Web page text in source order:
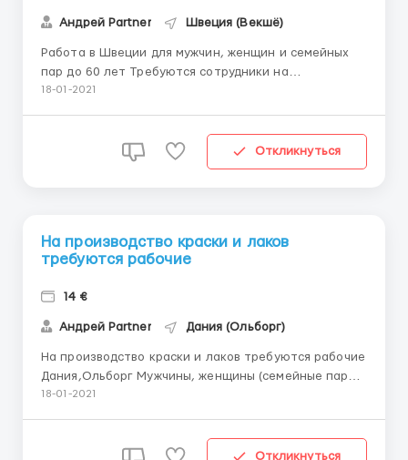
Андрей Partner Швеция (Векшё)
Работа в Швеции для мужчин, женщин и семейных
пар до 60 лет Требуются сотрудники на
Автомобильный завод Saab. |Позиция: для
и шлифовании. Местоположение: Швеция г.Векшё
18-01-2021
Откликнуться
На производство краски и лаков
требуются рабочие
14 €
Андрей Partner Дания (Ольборг)
На производство краски и лаков требуются рабочие
Дания,Ольборг Мужчины, женщины (семейные пары),
возраста от 18 до 58 лет; Физически несложная
продукции • расфасовка продукции по ящикам • ...
18-01-2021
Откликнуться